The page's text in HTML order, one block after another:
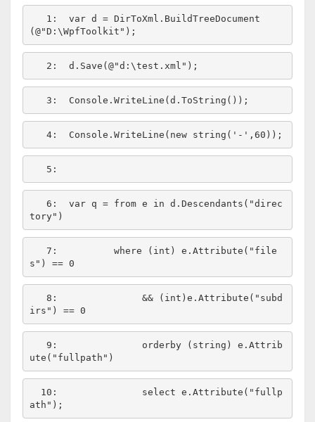
   1:
var d = DirToXml.BuildTreeDocument
(@"D:\WpfToolkit"
   2:
d.Save(@"d:\test.xml"
   3:
   4:
Console.WriteLine( new string ( '-'
   5:
   6:
var q = from e in d.Descendants( "direc
tory"
   7:
where ( int ) e.Attribute( "file
s"
   8:
             && (
int )e.Attribute( "subd
irs"
   9:
             orderby (
string ) e.Attrib
ute( "fullpath"
  10:
             select e.Attribute(
"fullp
ath"